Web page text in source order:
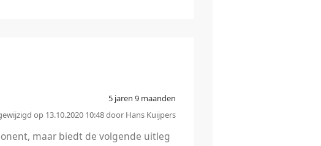
5 jaren 9 maanden
op 13.10.2020 10:48 door Hans Kuijpers
maar biedt de volgende uitleg